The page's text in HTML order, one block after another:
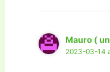
Mauro (
2023-03-14